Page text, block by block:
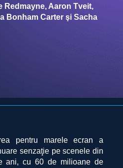
Redmayne, Aaron Tveit,
Bonham Carter şi Sacha
pentru marele ecran a
senzaţie pe scenele din
ani, cu 60 de milioane de